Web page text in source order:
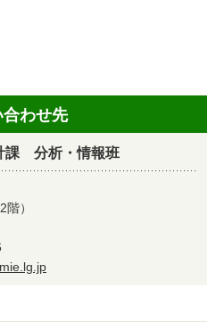
わせ先
分析・情報班
）